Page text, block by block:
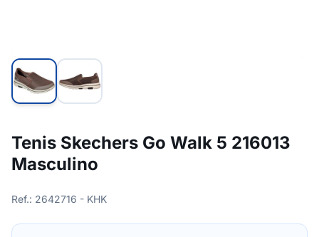
Tenis Skechers Go Walk 5 216013
Masculino
Ref.: 2642716 - KHK